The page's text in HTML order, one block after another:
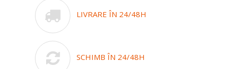
LIVRARE ÎN 24/48H
SCHIMB ÎN 24/48H